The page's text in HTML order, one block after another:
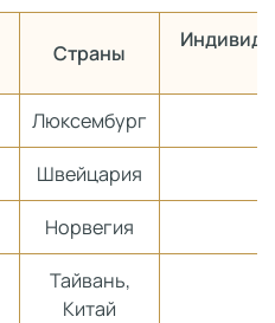
Страны
Люксембург
Швейцария
Норвегия
Тайвань,
Китай